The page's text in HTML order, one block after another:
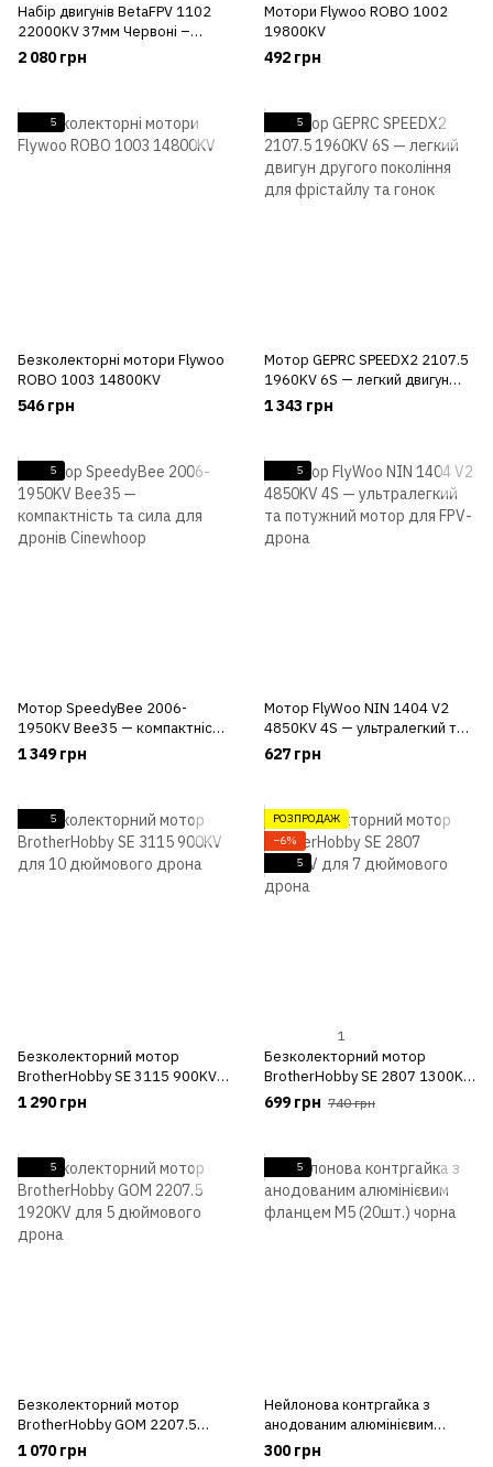
Набір двигунів BetaFPV 1102
22000KV 37мм Червоні –
мотори для FPV дрона
Meteor75
2 080 грн
Мотори Flywoo ROBO 1002
19800KV
492 грн
5
Безколекторні мотори Flywoo
ROBO 1003 14800KV
546 грн
5
Мотор GEPRC SPEEDX2 2107.5
1960KV 6S — легкий двигун
другого покоління для
фрістайлу та гонок
1 343 грн
5
Мотор SpeedyBee 2006-
1950KV Bee35 — компактність
та сила для дронів Cinewhoop
1 349 грн
5
Мотор FlyWoo NIN 1404 V2
4850KV 4S — ультралегкий та
потужний мотор для FPV-
дрона
627 грн
5
Безколекторний мотор
BrotherHobby SE 3115 900KV
для 10 дюймового дрона
1 290 грн
РОЗПРОДАЖ
−6%
5
1
Безколекторний мотор
BrotherHobby SE 2807 1300KV
для 7 дюймового дрона
699 грн 740 грн
5
Безколекторний мотор
BrotherHobby GOM 2207.5
1920KV для 5 дюймового
1 070 грн
5
Нейлонова контргайка з
анодованим алюмінієвим
фланцем M5 (20шт.) чорна
300 грн